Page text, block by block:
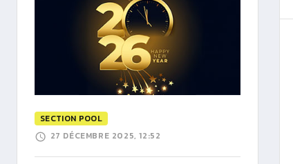
SECTION POOL
27 DÉCEMBRE 2025, 12:52